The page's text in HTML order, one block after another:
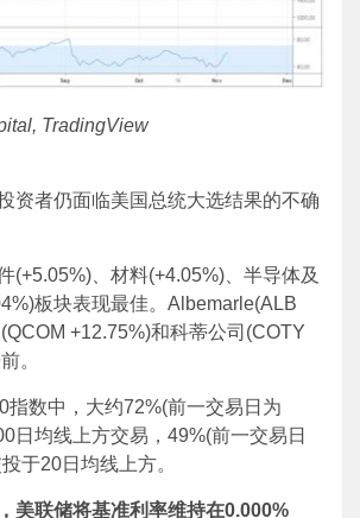
TradingView
资者仍面临美国总统大选结果的不确
(+5.05%)、材料(+4.05%)、半导体及
板块表现最佳。Albemarle(ALB
+12.75%)和科蒂公司(COTY
。
指数中，大约72%(前一交易日为
日均线上方交易，49%(前一交易日
于20日均线上方。
，美联储将基准利率维持在0.000%